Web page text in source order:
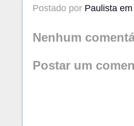
Postado por Paulista
Nenhum
Postar um